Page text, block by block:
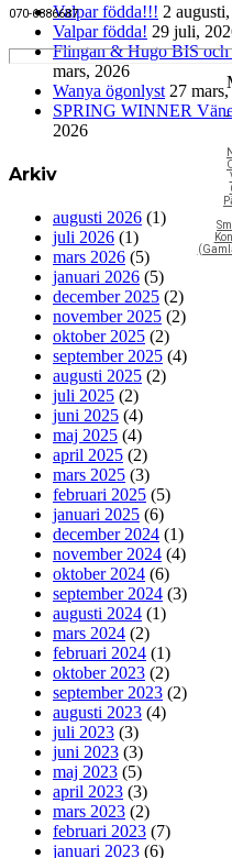
070-6886687Valpar födda!!! 2
Valpar födda! 29 juli,
Flingan & Hugo BIS och
mars, 2026
Wanya ögonlyst 27
SPRING WINNER
2026
Arkiv
augusti 2026 (1)
juli 2026 (1)
mars 2026 (5)
januari 2026 (5)
december 2025 (2)
november 2025 (2)
oktober 2025 (2)
september 2025 (4)
augusti 2025 (2)
juli 2025 (2)
juni 2025 (4)
maj 2025 (4)
april 2025 (2)
mars 2025 (3)
februari 2025 (5)
januari 2025 (6)
december 2024 (1)
november 2024 (4)
oktober 2024 (6)
september 2024 (3)
augusti 2024 (1)
mars 2024 (2)
februari 2024 (1)
oktober 2023 (2)
september 2023 (2)
augusti 2023 (4)
juli 2023 (3)
juni 2023 (3)
maj 2023 (5)
april 2023 (3)
mars 2023 (2)
februari 2023 (7)
januari 2023 (6)